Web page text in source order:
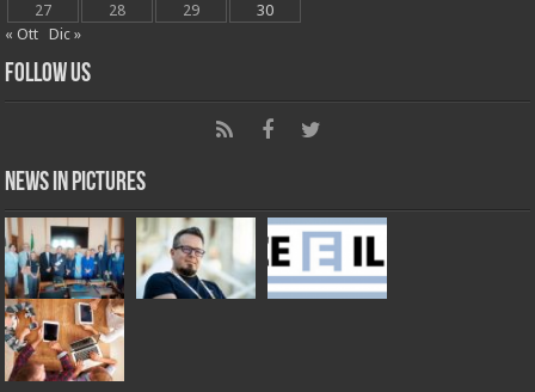
27
28 29
30
« Ott
Dic »
Follow Us
News in Pictures